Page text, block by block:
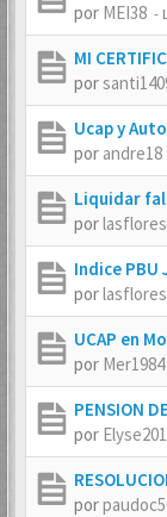
por MEI38 -
MI
por
Ucap y
por andre18
Liquidar
porlasflores
Indice PBU
porlasflores
UCAP en
por Mer1984
PENSION
por
por